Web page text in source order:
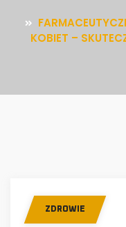
KOBIET –
ZDROWIE